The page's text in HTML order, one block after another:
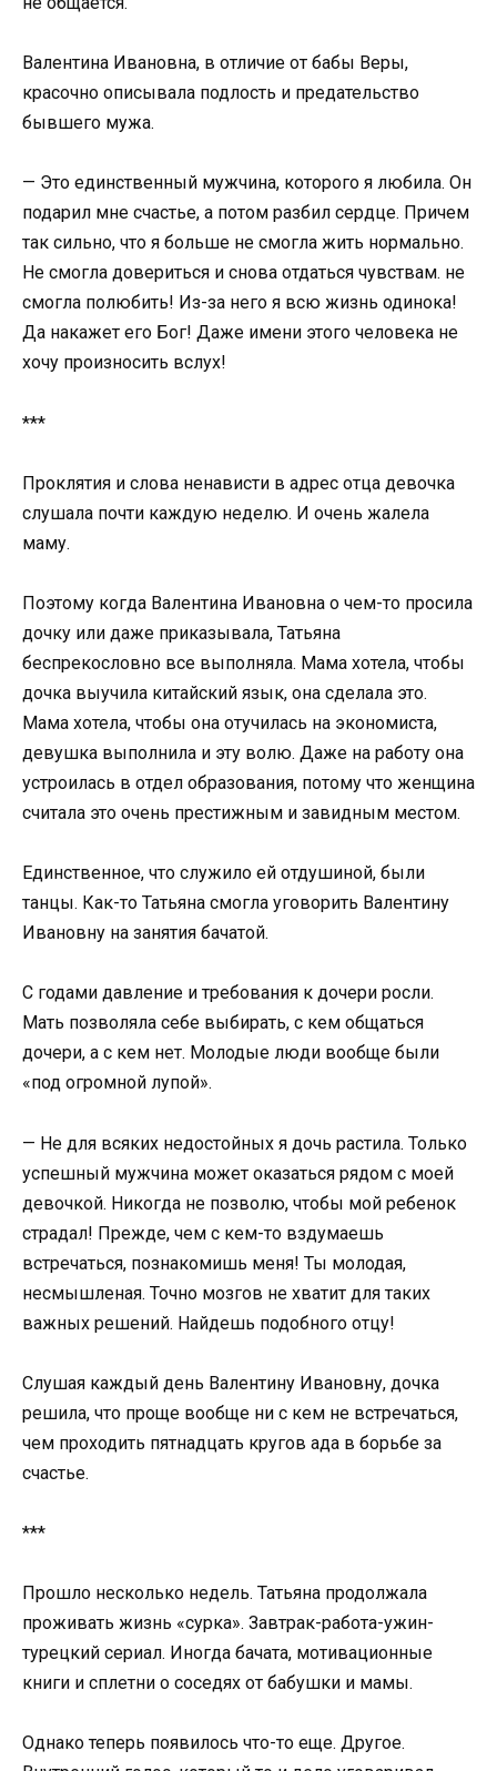
Валентина Ивановна, в отличие от бабы Веры,
красочно описывала подлость и предательство
бывшего мужа.
— Это единственный мужчина, которого я любила. Он
подарил мне счастье, а потом разбил сердце. Причем
так сильно, что я больше не смогла жить нормально.
Не смогла довериться и снова отдаться чувствам. не
смогла полюбить! Из-за него я всю жизнь одинока!
Да накажет его Бог! Даже имени этого человека не
хочу произносить вслух!
***
Проклятия и слова ненависти в адрес отца девочка
слушала почти каждую неделю. И очень жалела
маму.
Поэтому когда Валентина Ивановна о чем-то просила
дочку или даже приказывала, Татьяна
беспрекословно все выполняла. Мама хотела, чтобы
дочка выучила китайский язык, она сделала это.
Мама хотела, чтобы она отучилась на экономиста,
девушка выполнила и эту волю. Даже на работу она
устроилась в отдел образования, потому что женщина
считала это очень престижным и завидным местом.
Единственное, что служило ей отдушиной, были
танцы. Как-то Татьяна смогла уговорить Валентину
Ивановну на занятия бачатой.
С годами давление и требования к дочери росли.
Мать позволяла себе выбирать, с кем общаться
дочери, а с кем нет. Молодые люди вообще были
«под огромной лупой».
— Не для всяких недостойных я дочь растила. Только
успешный мужчина может оказаться рядом с моей
девочкой. Никогда не позволю, чтобы мой ребенок
страдал! Прежде, чем с кем-то вздумаешь
встречаться, познакомишь меня! Ты молодая,
несмышленая. Точно мозгов не хватит для таких
важных решений. Найдешь подобного отцу!
Слушая каждый день Валентину Ивановну, дочка
решила, что проще вообще ни с кем не встречаться,
чем проходить пятнадцать кругов ада в борьбе за
счастье.
***
Прошло несколько недель. Татьяна продолжала
проживать жизнь «сурка». Завтрак-работа-ужин-
турецкий сериал. Иногда бачата, мотивационные
книги и сплетни о соседях от бабушки и мамы.
Однако теперь появилось что-то еще. Другое.